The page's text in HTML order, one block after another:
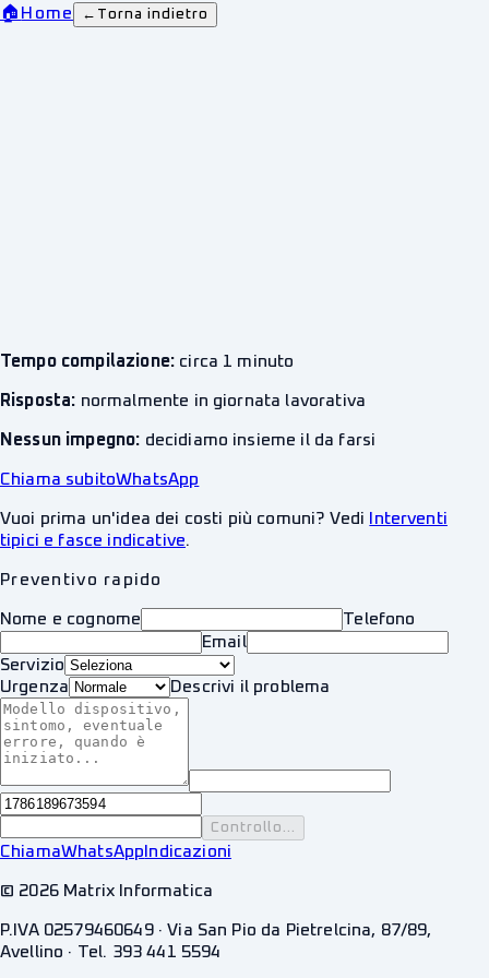
🏠 Home ← Torna indietro
Tempo compilazione: circa 1 minuto
Risposta: normalmente in giornata lavorativa
Nessun impegno: decidiamo insieme il da farsi
Chiama subitoWhatsApp
Vuoi prima un'idea dei costi più comuni? Vedi
Interventi
tipici e fasce indicative.
Preventivo rapido
Nome e cognome
Telefono
Email
Servizio
Urgenza
Descrivi il problema
Controllo...
ChiamaWhatsApp Indicazioni
© 2026Matrix Informatica
P.IVA 02579460649 · Via San Pio da Pietrelcina, 87/89,
Avellino · Tel. 393 441 5594